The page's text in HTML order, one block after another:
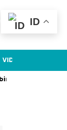
VIDEO
Pekerja
ID